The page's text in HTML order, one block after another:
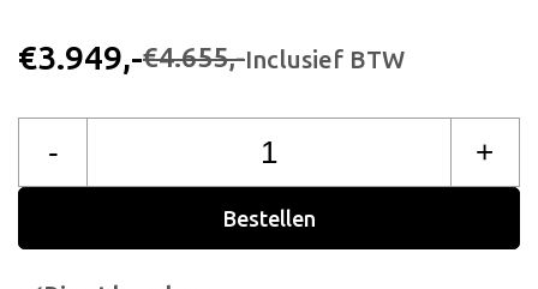
€3.949,-€4.655,-Inclusief BTW
- +
Bestellen